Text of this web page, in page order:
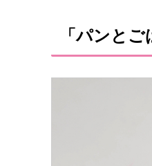
「パンと